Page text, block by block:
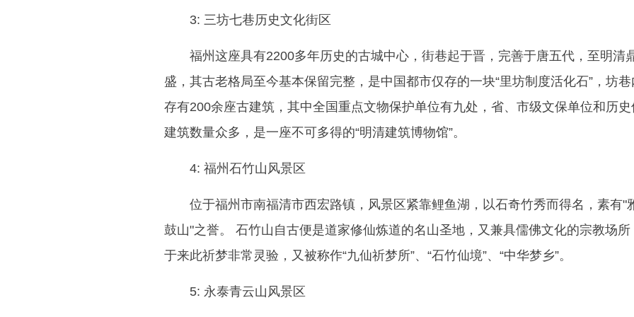
3: 三坊七巷历史文化街区
福州这座具有2200多年历史的古城中心，街巷起于晋，完善于唐五代，至明清
盛，其古老格局至今基本保留完整，是中国都市仅存的一块“里坊制度活化石”，坊巷
存有200余座古建筑，其中全国重点文物保护单位有九处，省、市级文保单位和历史
建筑数量众多，是一座不可多得的“明清建筑博物馆”。
4: 福州石竹山风景区
位于福州市南福清市西宏路镇，风景区紧靠鲤鱼湖，以石奇竹秀而得名，素有"
鼓山"之誉。 石竹山自古便是道家修仙炼道的名山圣地，又兼具儒佛文化的宗教场所
于来此祈梦非常灵验，又被称作“九仙祈梦所”、“石竹仙境”、“中华梦乡”。
5: 永泰青云山风景区